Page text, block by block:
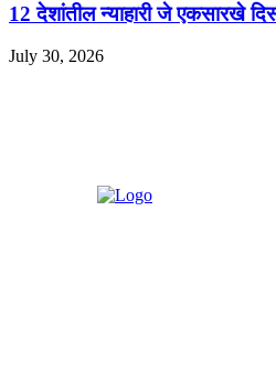
12 देशांतील न्याहारी जे एकसारखे
July 30, 2026